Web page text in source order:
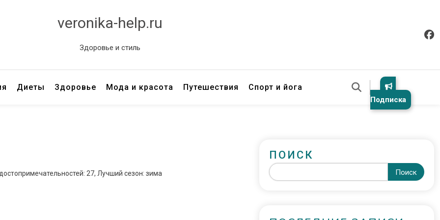
veronika-help.ru
Здоровье и стиль
Диеты Здоровье Мода и красота Путешествия Спорт и йога
Подписка
27, Лучший сезон: зима
ПОИСК
Поиск